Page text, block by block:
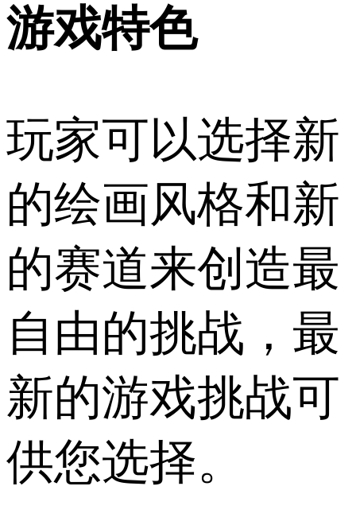
游戏特色
玩家可以选择新
的绘画风格和新
的赛道来创造最
自由的挑战，最
新的游戏挑战可
供您选择。